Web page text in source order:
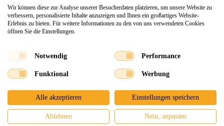
Sicheres Einkaufen
Souq Dukkan 2026 Designx Entwicklung
Wir können diese zur Analyse unserer Besucherdaten platzieren, um unsere Website zu
verbessern, personalisierte Inhalte anzuzeigen und Ihnen ein großartiges Website-
Erlebnis zu bieten. Für weitere Informationen zu den von uns verwendeten Cookies
öffnen Sie die Einstellungen.
Notwendig Performance
Funktional Werbung
Alle akzeptieren Einstellungen speichern
Ablehnen Nein, anpassen